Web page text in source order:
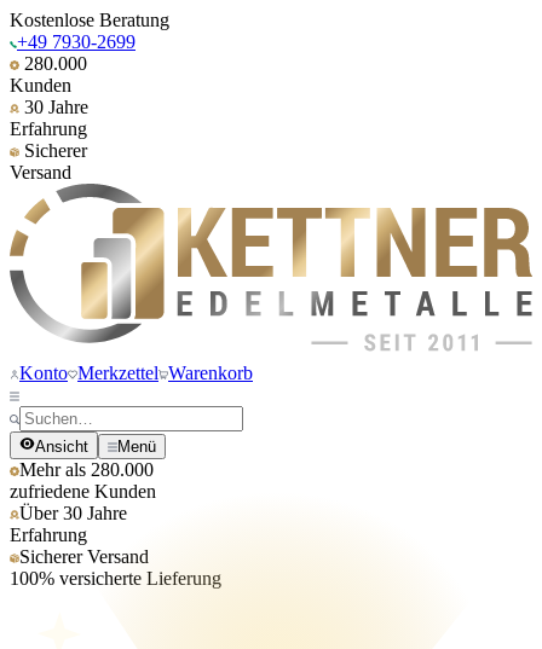
Kostenlose Beratung
+49 7930-2699
280.000
Kunden
30 Jahre
Erfahrung
Sicherer
Versand
Konto Merkzettel Warenkorb
Ansicht Menü
Mehr als 280.000
zufriedene Kunden
Über 30 Jahre
Erfahrung
Sicherer Versand
100% versicherte Lieferung